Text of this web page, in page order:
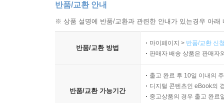
반품/교환 안내
※ 상품 설명에 반품/교환과 관련한 안내가 있는경우 아
반품/교환 방법
마이페이지 > 반품/교환 신
판매자 배송 상품은 판매자
반품/교환 가능기간
출고 완료 후 10일 이내의
디지털 콘텐츠인 eBook의
중고상품의 경우 출고 완료